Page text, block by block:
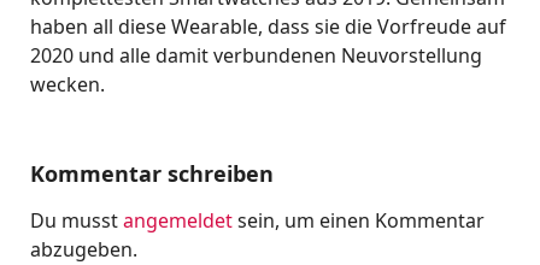
haben all diese Wearable, dass sie die Vorfreude auf
2020 und alle damit verbundenen Neuvorstellung
wecken.
Kommentar schreiben
Du musstangemeldetsein, um einen Kommentar
abzugeben.